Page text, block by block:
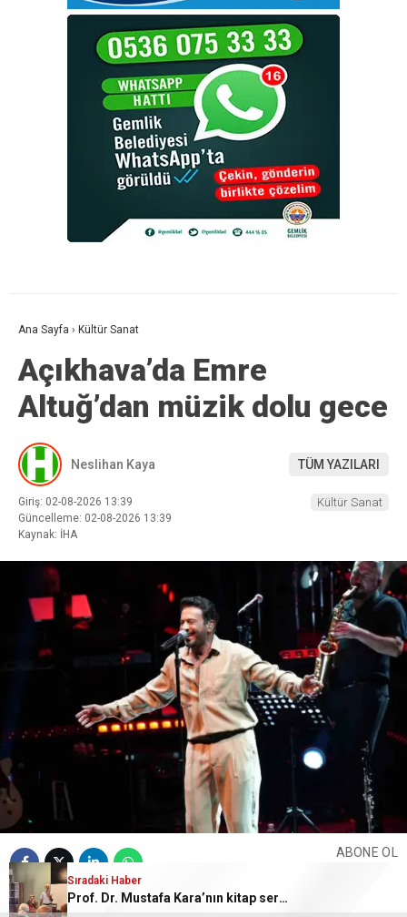
Ana Sayfa › Kültür Sanat
Açıkhava’da Emre
Altuğ’dan müzik dolu gece
Neslihan Kaya TÜM YAZILARI
Giriş: 02-08-2026 13:39
Güncelleme: 02-08-2026 13:39
Kaynak: İHA
Kültür Sanat
ABONE OL
Sıradaki Haber
Prof. Dr. Mustafa Kara’nın kitap sergisine yoğun ilgi